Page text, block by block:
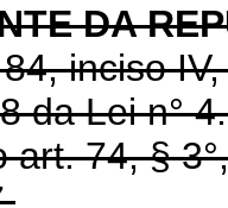
DA
inciso
da Lei n°
art. 74, §